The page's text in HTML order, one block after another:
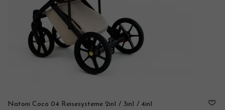
Natoni Coco 04 Reisesysteme 2in1 / 3in1 / 4in1